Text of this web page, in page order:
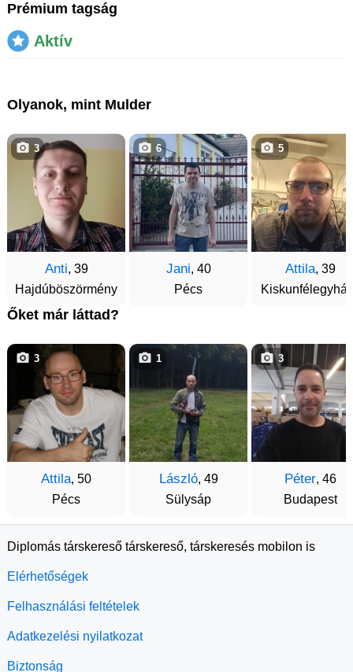
Prémium tagság
Aktív
Olyanok, mint Mulder
Anti, 39
Hajdúböszörmény
3
Jani, 40
Pécs
6
Attila, 39
5
Őket már láttad?
Attila, 50
Pécs
3
László, 49
Sülysáp
1
Péter, 46
Budapest
3
Diplomás társkereső társkereső, társkeresés mobilon is
Elérhetőségek
Felhasználási feltételek
Adatkezelési nyilatkozat
Biztonság